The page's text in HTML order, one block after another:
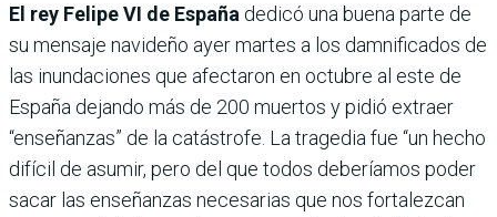
El rey Felipe VI de España dedicó una buena parte de
su mensaje navideño ayer martes a los damnificados de
las inundaciones que afectaron en octubre al este de
España dejando más de 200 muertos y pidió extraer
“enseñanzas” de la catástrofe. La tragedia fue “un hecho
difícil de asumir, pero del que todos deberíamos poder
sacar las enseñanzas necesarias que nos fortalezcan